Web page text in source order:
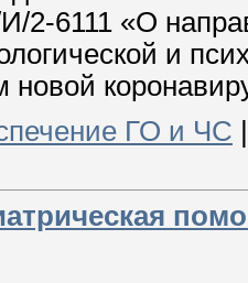
2-6111 «О
и
новой
ГО и ЧС